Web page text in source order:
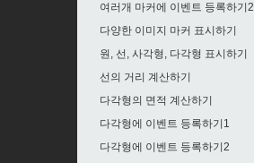
여러개 마커에 이벤트 등록하기2
다양한 이미지 마커 표시하기
원, 선, 사각형, 다각형 표시하기
선의 거리 계산하기
다각형의 면적 계산하기
다각형에 이벤트 등록하기1
다각형에 이벤트 등록하기2